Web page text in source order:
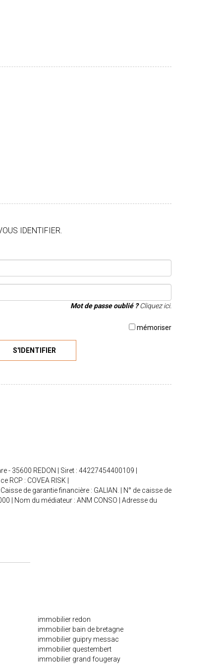
IDENTIFIER.
Mot de passe oublié ?Cliquez ici.
mémoriser
S'IDENTIFIER
35600 REDON | Siret : 44227454400109 |
: COVEA RISK |
de garantie financière : GALIAN. | N° de caisse de
| Nom du médiateur : ANM CONSO | Adresse du
immobilier redon
immobilier bain de bretagne
immobilier guipry messac
immobilier questembert
immobilier grand fougeray